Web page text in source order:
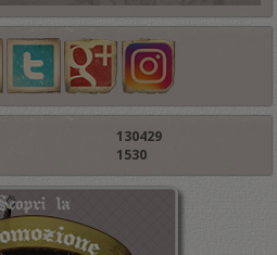
130429
1530